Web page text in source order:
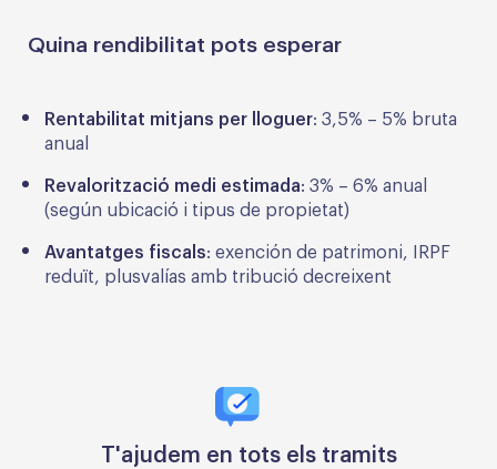
Quina rendibilitat pots esperar
Rentabilitat mitjans per lloguer: 3,5% – 5% bruta
anual
Revalorització medi estimada: 3% – 6% anual
(según ubicació i tipus de propietat)
Avantatges fiscals: exención de patrimoni, IRPF
reduït, plusvalías amb tribució decreixent
T'ajudem en tots els tramits